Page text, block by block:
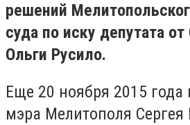
решений
суда по иску депутата
Ольги Русило.
Еще 20 ноября 2015 года
мэра Мелитополя